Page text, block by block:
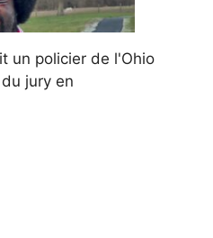
un policier de l'Ohio
jury en